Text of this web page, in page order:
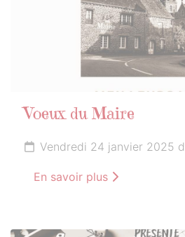
Voeux du Maire
Vendredi 24 janvier 2025
En savoir plus